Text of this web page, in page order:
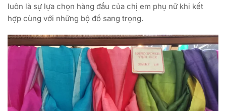
luôn là sự lựa chọn hàng đầu của chị em phụ nữ khi kết
hợp cùng với những bộ đồ sang trọng.